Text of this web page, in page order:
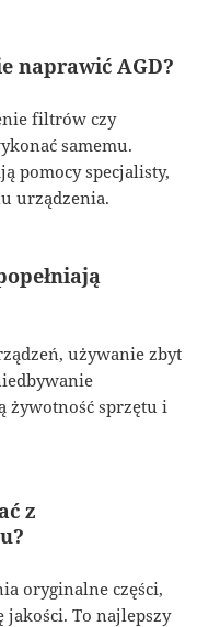
naprawić AGD?
filtrów czy
samemu.
pomocy specjalisty,
urządzenia.
używanie zbyt
żywotność sprzętu i
z
oryginalne części,
jakości. To najlepszy